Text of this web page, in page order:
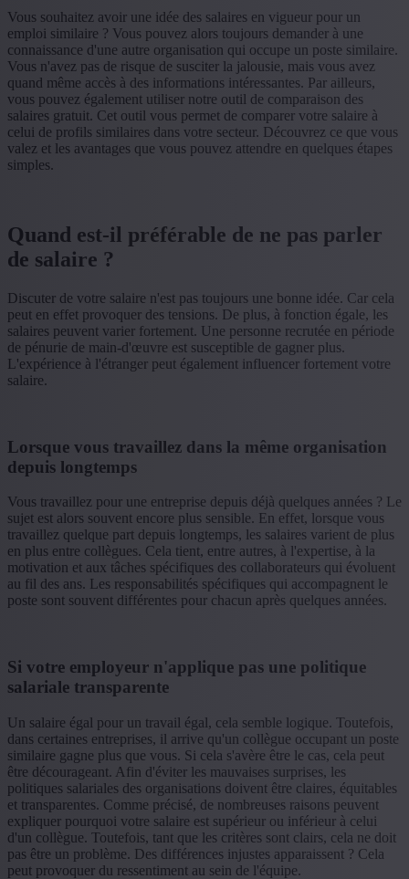
Vous souhaitez avoir une idée des salaires en vigueur pour un
emploi similaire ? Vous pouvez alors toujours demander à une
connaissance d'une autre organisation qui occupe un poste similaire.
Vous n'avez pas de risque de susciter la jalousie, mais vous avez
quand même accès à des informations intéressantes. Par ailleurs,
vous pouvez également utiliser notre outil de comparaison des
salaires gratuit. Cet outil vous permet de comparer votre salaire à
celui de profils similaires dans votre secteur. Découvrez ce que vous
valez et les avantages que vous pouvez attendre en quelques étapes
simples.
Quand est-il préférable de ne pas parler
de salaire ?
Discuter de votre salaire n'est pas toujours une bonne idée. Car cela
peut en effet provoquer des tensions. De plus, à fonction égale, les
salaires peuvent varier fortement. Une personne recrutée en période
de pénurie de main-d'œuvre est susceptible de gagner plus.
L'expérience à l'étranger peut également influencer fortement votre
salaire.
Lorsque vous travaillez dans la même organisation
depuis longtemps
Vous travaillez pour une entreprise depuis déjà quelques années ? Le
sujet est alors souvent encore plus sensible. En effet, lorsque vous
travaillez quelque part depuis longtemps, les salaires varient de plus
en plus entre collègues. Cela tient, entre autres, à l'expertise, à la
motivation et aux tâches spécifiques des collaborateurs qui évoluent
au fil des ans. Les responsabilités spécifiques qui accompagnent le
poste sont souvent différentes pour chacun après quelques années.
Si votre employeur n'applique pas une politique
salariale transparente
Un salaire égal pour un travail égal, cela semble logique. Toutefois,
dans certaines entreprises, il arrive qu'un collègue occupant un poste
similaire gagne plus que vous. Si cela s'avère être le cas, cela peut
être décourageant. Afin d'éviter les mauvaises surprises, les
politiques salariales des organisations doivent être claires, équitables
et transparentes. Comme précisé, de nombreuses raisons peuvent
expliquer pourquoi votre salaire est supérieur ou inférieur à celui
d'un collègue. Toutefois, tant que les critères sont clairs, cela ne doit
pas être un problème. Des différences injustes apparaissent ? Cela
peut provoquer du ressentiment au sein de l'équipe.